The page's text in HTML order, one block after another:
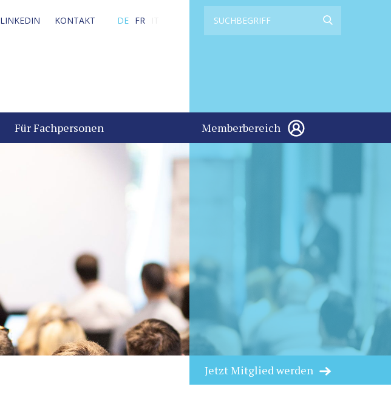
LINKEDIN KONTAKT DE FR
Für Fachpersonen Memberbereich
Jetzt Mitglied werden